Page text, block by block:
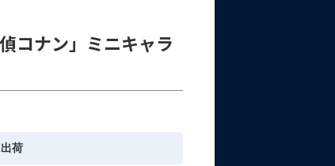
コナン」ミニキャラ
荷